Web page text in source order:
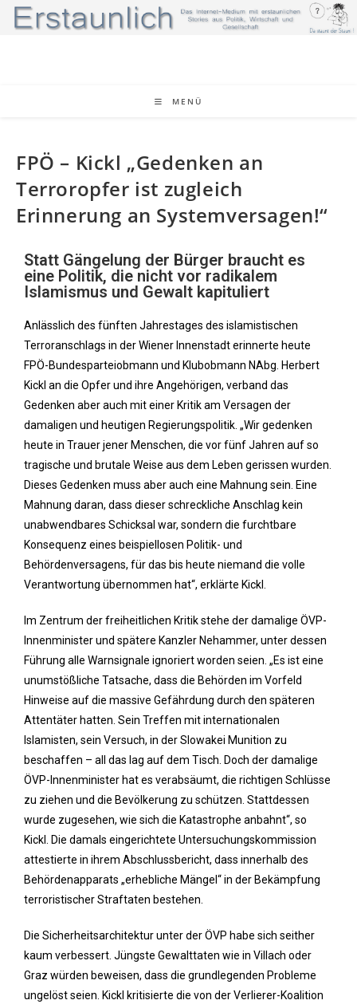
MENÜ
FPÖ – Kickl „Gedenken an
Terroropfer ist zugleich
Erinnerung an Systemversagen!“
Statt Gängelung der Bürger braucht es
eine Politik, die nicht vor radikalem
Islamismus und Gewalt kapituliert
Anlässlich des fünften Jahrestages des islamistischen
Terroranschlags in der Wiener Innenstadt erinnerte heute
FPÖ-Bundesparteiobmann und Klubobmann NAbg. Herbert
Kickl an die Opfer und ihre Angehörigen, verband das
Gedenken aber auch mit einer Kritik am Versagen der
damaligen und heutigen Regierungspolitik. „Wir gedenken
heute in Trauer jener Menschen, die vor fünf Jahren auf so
tragische und brutale Weise aus dem Leben gerissen wurden.
Dieses Gedenken muss aber auch eine Mahnung sein. Eine
Mahnung daran, dass dieser schreckliche Anschlag kein
unabwendbares Schicksal war, sondern die furchtbare
Konsequenz eines beispiellosen Politik- und
Behördenversagens, für das bis heute niemand die volle
Verantwortung übernommen hat“, erklärte Kickl.
Im Zentrum der freiheitlichen Kritik stehe der damalige ÖVP-
Innenminister und spätere Kanzler Nehammer, unter dessen
Führung alle Warnsignale ignoriert worden seien. „Es ist eine
unumstößliche Tatsache, dass die Behörden im Vorfeld
Hinweise auf die massive Gefährdung durch den späteren
Attentäter hatten. Sein Treffen mit internationalen
Islamisten, sein Versuch, in der Slowakei Munition zu
beschaffen – all das lag auf dem Tisch. Doch der damalige
ÖVP-Innenminister hat es verabsäumt, die richtigen Schlüsse
zu ziehen und die Bevölkerung zu schützen. Stattdessen
wurde zugesehen, wie sich die Katastrophe anbahnt“, so
Kickl. Die damals eingerichtete Untersuchungskommission
attestierte in ihrem Abschlussbericht, dass innerhalb des
Behördenapparats „erhebliche Mängel“ in der Bekämpfung
terroristischer Straftaten bestehen.
Die Sicherheitsarchitektur unter der ÖVP habe sich seither
kaum verbessert. Jüngste Gewalttaten wie in Villach oder
Graz würden beweisen, dass die grundlegenden Probleme
ungelöst seien. Kickl kritisierte die von der Verlierer-Koalition